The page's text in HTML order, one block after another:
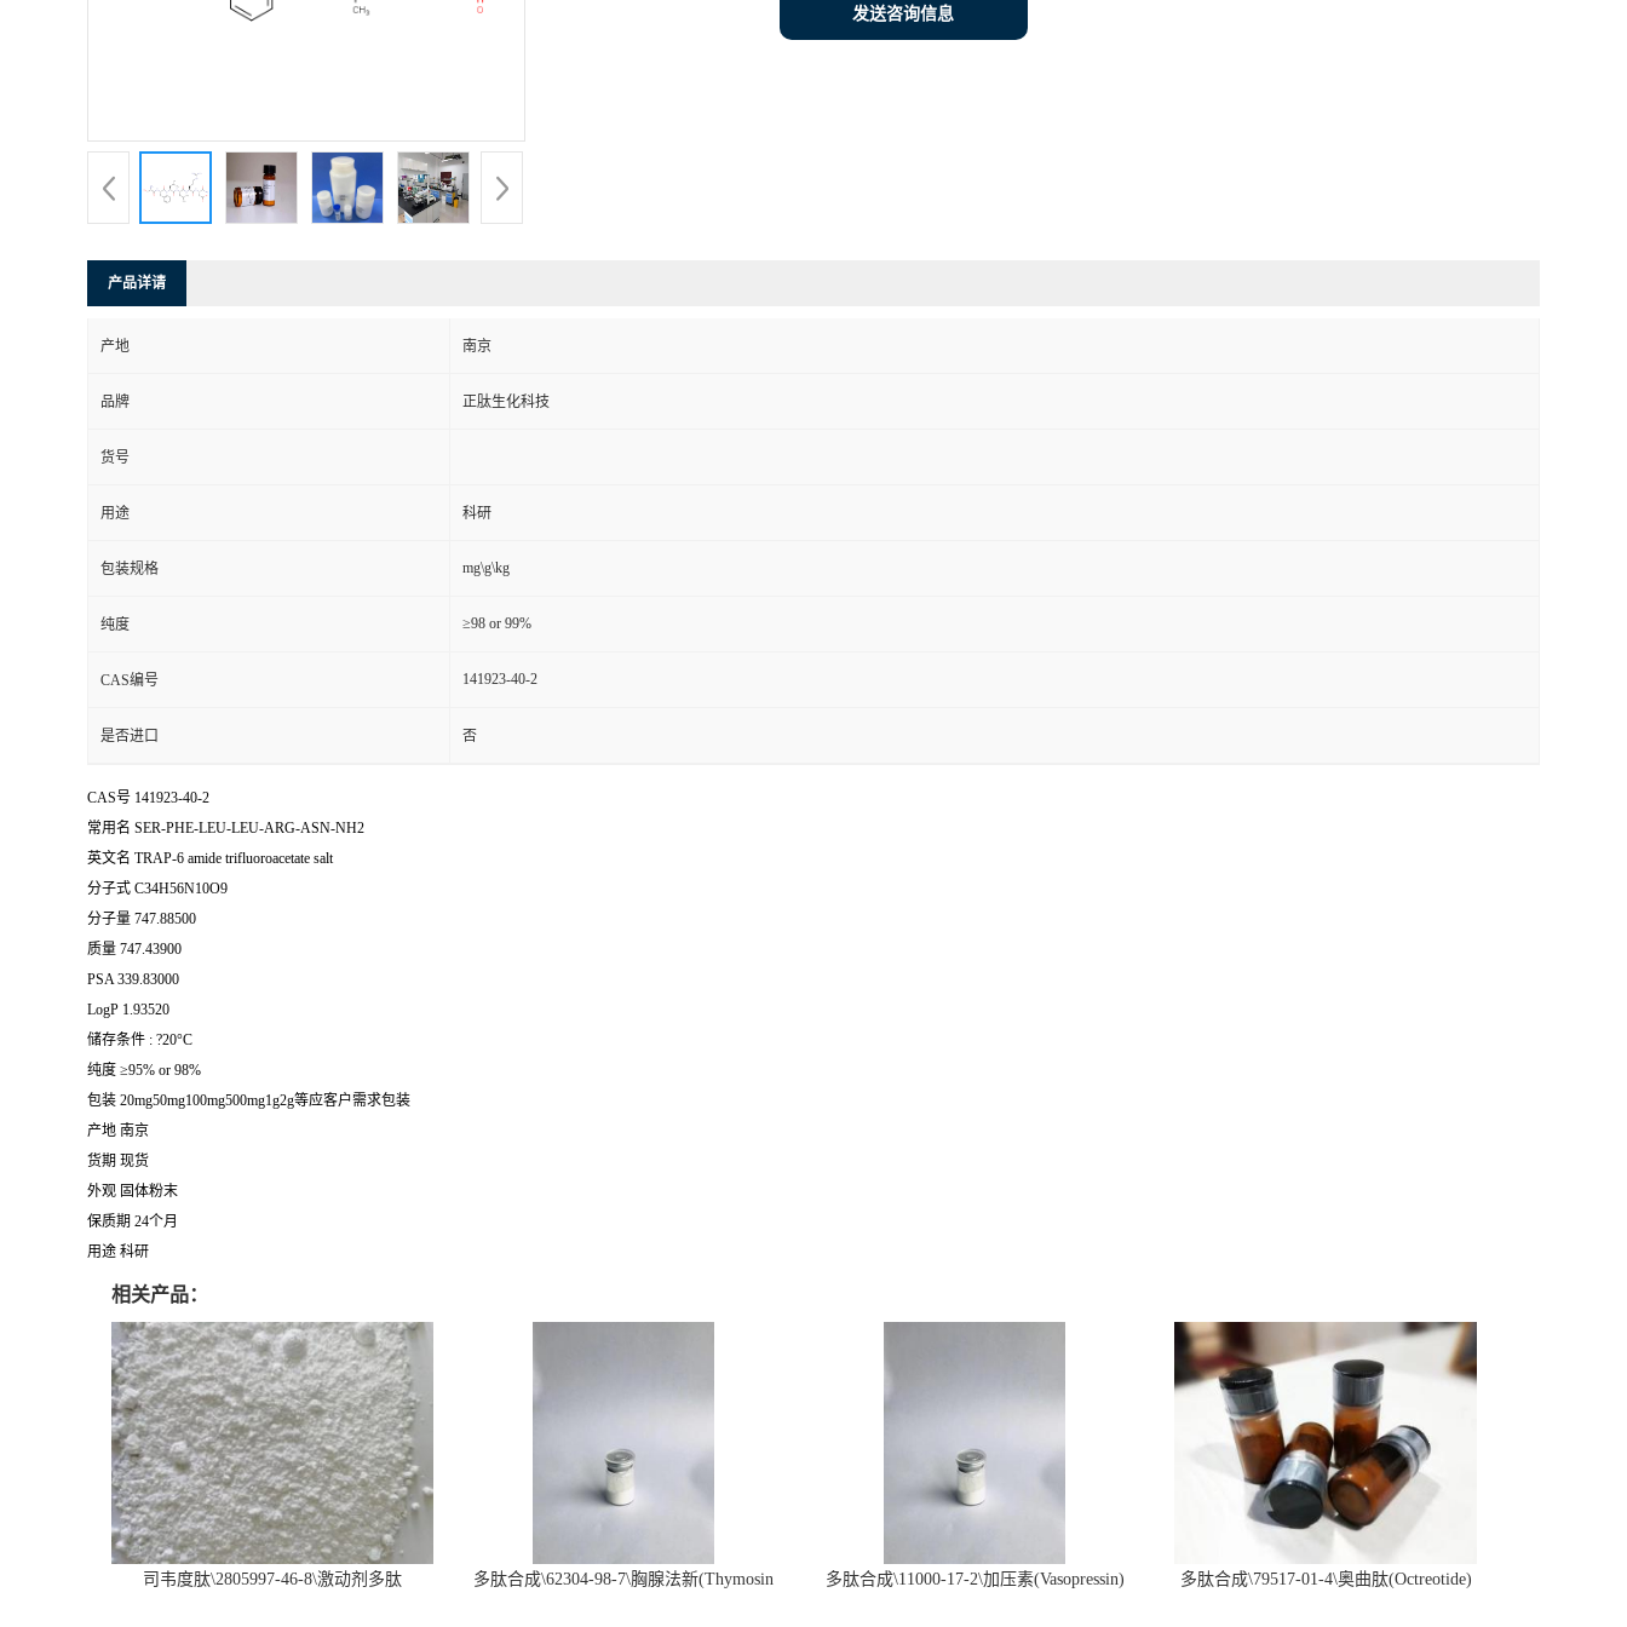
发送咨询信息
产品详请
产地 南京
品牌 正肽生化科技
货号
用途 科研
包装规格 mg\g\kg
纯度 ≥98 or 99%
CAS编号 141923-40-2
是否进口 否
CAS号 141923-40-2
常用名 SER-PHE-LEU-LEU-ARG-ASN-NH2
英文名 TRAP-6 amide trifluoroacetate salt
分子式 C34H56N10O9
分子量 747.88500
质量 747.43900
PSA 339.83000
LogP 1.93520
储存条件 : ?20°C
纯度 ≥95% or 98%
包装 20mg50mg100mg500mg1g2g等应客户需求包装
产地 南京
货期 现货
外观 固体粉末
保质期 24个月
用途 科研
相关产品：
司韦度肽\2805997-46-8\激动剂多肽
多肽合成\62304-98-7\胸腺法新(Thymosin
多肽合成\11000-17-2\加压素(Vasopressin) 多肽合成\79517-01-4\奥曲肽(Octreotide)